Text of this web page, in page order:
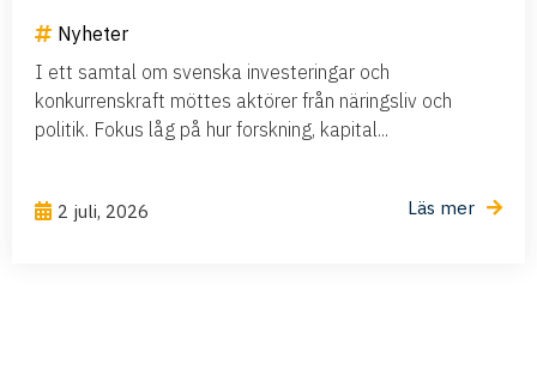
Nyheter
I ett samtal om svenska investeringar och
konkurrenskraft möttes aktörer från näringsliv och
politik. Fokus låg på hur forskning, kapital...
2 juli, 2026 Läs mer